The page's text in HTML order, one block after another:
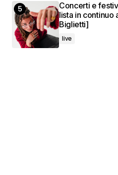
Concerti e
lista in continuo
Biglietti]
live